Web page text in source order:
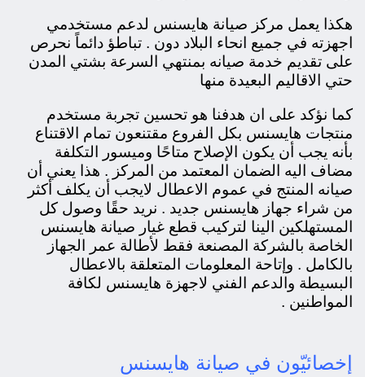
هكذا يعمل مركز صيانة هايسنس لدعم مستخدمي
اجهزته في جميع انحاء البلاد دون . تباطؤ دائماً نحرص
على تقديم خدمة صيانه بمنتهي السرعة بشتي المدن
حتي الاقاليم البعيدة منها
كما نؤكد على ان هدفنا هو تحسين تجربة مستخدم
منتجات هايسنس بكل الفروع مقتنعون تمام الاقتناع
بأنه يجب أن يكون الإصلاح متاحًا وميسور التكلفة
مضاف اليه الضمان المعتمد من المركز . هذا يعني أن
صيانه المنتج في عموم الاعطال لايجب أن يكلف أكثر
من شراء جهاز هايسنس جديد . نريد حقًا وصول كل
المستهلكين الينا لتركيب قطع غيار صيانة هايسنس
الخاصة بالشركة المصنعة فقط لأطالة عمر الجهاز
بالكامل . وإتاحة المعلومات المتعلقة بالاعطال
البسيطة والدعم الفني لاجهزة هايسنس لكافة
المواطنين .
إخصائيّون في صيانة هايسنس